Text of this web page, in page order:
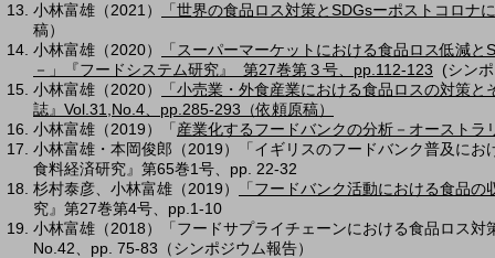
小林富雄（2021）
「世界の食品ロス対策とSDGsーポストコロ
稿）
小林富雄（2020）
「スーパーマーケットにおける食品ロス低減
－」『フードシステム研究』 第27巻第３号、pp.112-123 (シン
小林富雄（2020）
「小売業・外食産業における食品ロスの対策
誌』Vol.31,No.4、pp.285-293（依頼原稿）
小林富雄（2019）「 産業化するフードバンクの分析－オーストラ
小林富雄・本岡俊郎（2019）「イギリスのフードバンク普及に
食料経済研究』第65巻1号、pp. 22-32
杉村泰彦、小林富雄（2019）
「フードバンク活動における食品
究』第27巻第4号、pp.1-10
小林富雄（2018）「フードサプライチェーンにおける食品ロス
No.42、pp. 75-83（シンポジウム報告）